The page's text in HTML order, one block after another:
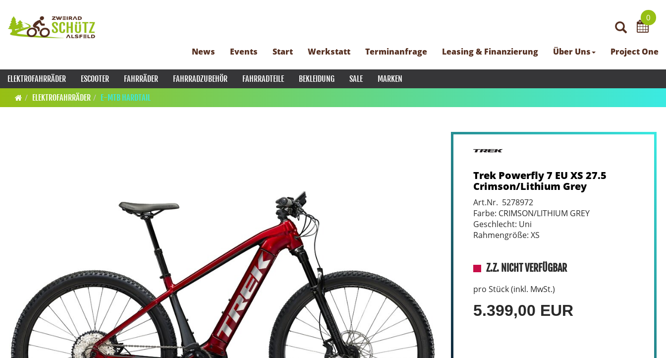
0
News Events Start Werkstatt Terminanfrage Leasing & Finanzierung Über Uns Project One
ELEKTROFAHRRÄDER ESCOOTER FAHRRÄDER FAHRRADZUBEHÖR FAHRRADTEILE BEKLEIDUNG SALE
MARKEN
ELEKTROFAHRRÄDER
E-MTB HARDTAIL
Trek Powerfly 7 EU XS 27.5
Crimson/Lithium Grey
Art.Nr. 5278972
Farbe: CRIMSON/LITHIUM GREY
Geschlecht: Uni
Rahmengröße: XS
Z.Z. NICHT VERFÜGBAR
pro Stück (inkl. MwSt.)
5.399,00 EUR